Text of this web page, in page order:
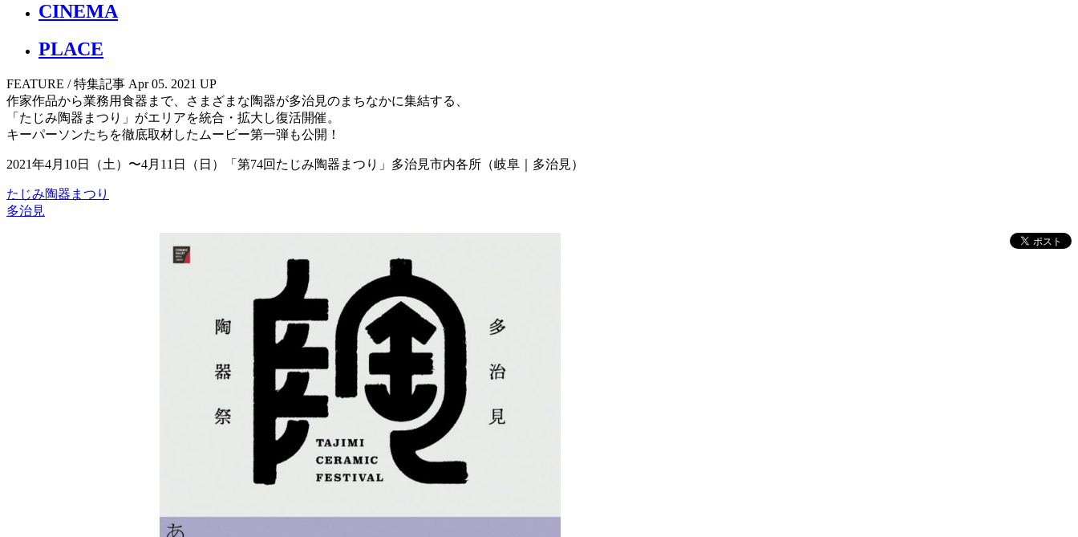
CINEMA
PLACE
FEATURE / 特集記事 Apr 05. 2021 UP
作家作品から業務用食器まで、さまざまな陶器が多治見のまちなかに集結する、
「たじみ陶器まつり」がエリアを統合・拡大し復活開催。
キーパーソンたちを徹底取材したムービー第一弾も公開！
2021年4月10日（土）〜4月11日（日）「第74回たじみ陶器まつり」多治見市内各所（岐阜｜多治見）
たじみ陶器まつり
多治見